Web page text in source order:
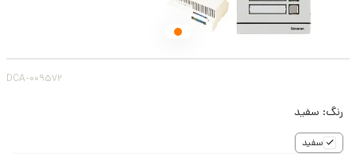
DCA-009572
رنگ: سفید
سفید